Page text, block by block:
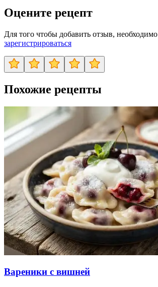
Оцените рецепт
Для того чтобы добавить отзыв, необходимо
зарегистрироваться
Похожие рецепты
Вареники с вишней